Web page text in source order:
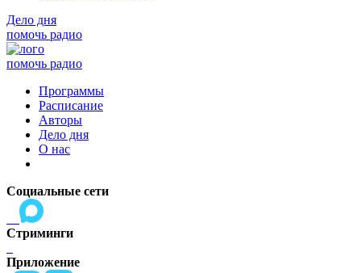
Дело дня
помочь радио
помочь радио
Программы
Расписание
Авторы
Дело дня
О нас
Социальные сети
Стриминги
Приложение